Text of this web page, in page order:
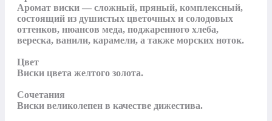
Аромат виски — сложный, пряный, комплексный,
состоящий из душистых цветочных и солодовых
оттенков, нюансов меда, поджаренного хлеба,
вереска, ванили, карамели, а также морских ноток.
Цвет
Виски цвета желтого золота.
Сочетания
Виски великолепен в качестве дижестива.